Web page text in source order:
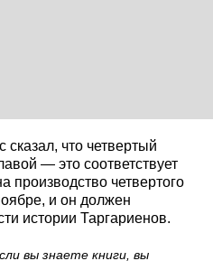
что четвертый
— это соответствует
производство четвертого
и он должен
истории Таргариенов.
вы знаете книги, вы